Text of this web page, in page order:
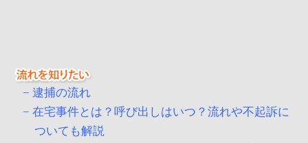
逮捕の流れ
在宅事件とは？呼び出しはいつ？流れや不起訴に
ついても解説